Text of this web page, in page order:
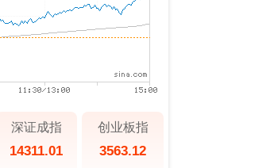
深证成指
14311.01
创业板指
3563.12